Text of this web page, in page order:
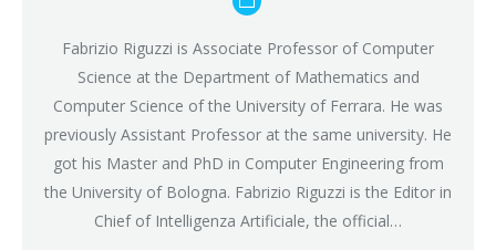
Fabrizio Riguzzi is Associate Professor of Computer
Science at the Department of Mathematics and
Computer Science of the University of Ferrara. He was
previously Assistant Professor at the same university. He
got his Master and PhD in Computer Engineering from
the University of Bologna. Fabrizio Riguzzi is the Editor in
Chief of Intelligenza Artificiale, the official…
Blog
personale
/
sito
web